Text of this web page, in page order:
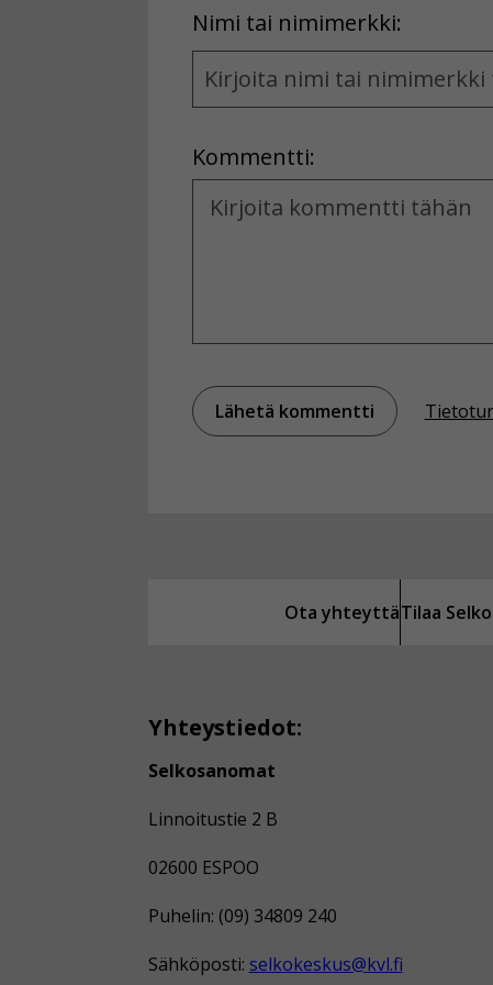
Nimi tai nimimerkki:
Name
and
Kommentti:
Kommentti
Ota yhteyttäTilaa
Yhteystiedot:
Selkosanomat
Linnoitustie 2 B
02600 ESPOO
Puhelin: (09) 34809 240
Sähköposti: selkokeskus@kvl.fi